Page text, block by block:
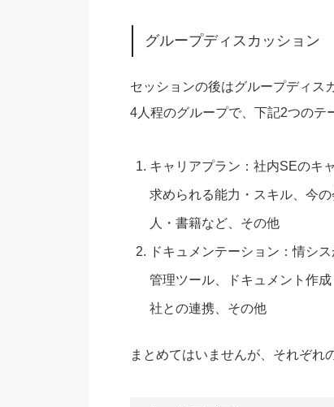
グループディスカッション
セッションの後はグループディス
4人程のグループで、下記2つのテ
キャリアプラン：社内SEのキ
求められる能力・スキル、今
人・書籍など、その他
ドキュメンテーション：情シ
管理ツール、ドキュメント作
社との連携、その他
まとめてはいませんが、それぞれ